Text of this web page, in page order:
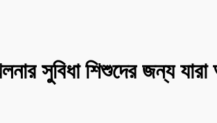
সুবিধা শিশুদের জন্য